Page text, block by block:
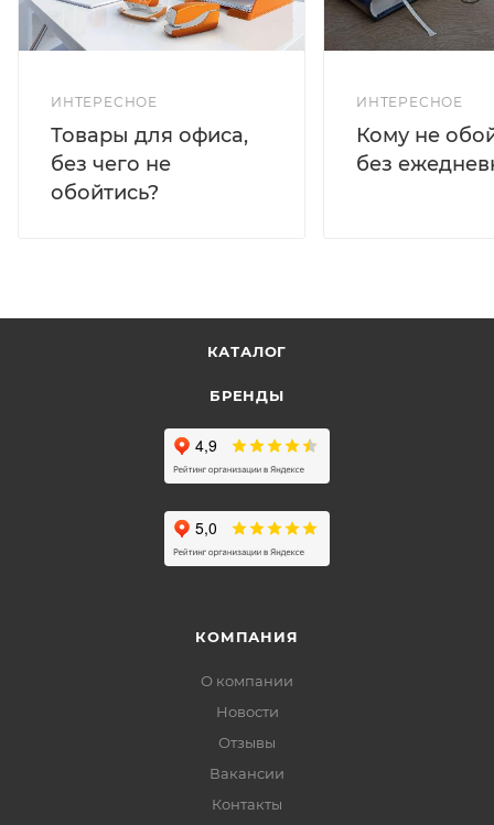
ИНТЕРЕСНОЕ
Товары для офиса,
без чего не
обойтись?
ИНТЕРЕСНОЕ
Кому не
без
КАТАЛОГ
БРЕНДЫ
КОМПАНИЯ
О компании
Новости
Отзывы
Вакансии
Контакты